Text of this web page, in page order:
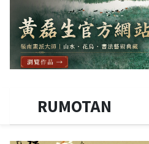
RUMOTAN